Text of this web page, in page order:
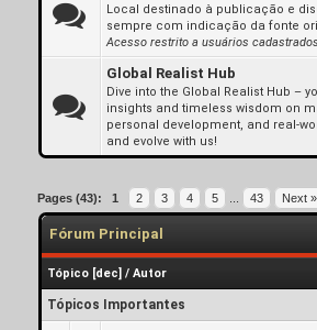
Local destinado à publicação e
sempre com indicação da fonte
Acesso restrito a usuários
Global Realist Hub
Dive into the Global Realist Hub –
insights and timeless wisdom on
personal development, and real-
and evolve with us!
Pages (43): 1 2 3 4 5 43 Next »
Fórum Principal
Tópico [dec] /Autor
Tópicos Importantes